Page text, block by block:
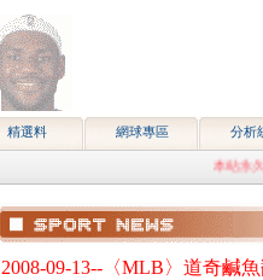
精選料 網球專區 分析
本站永久
2008-09-13--〈MLB〉道奇鹹